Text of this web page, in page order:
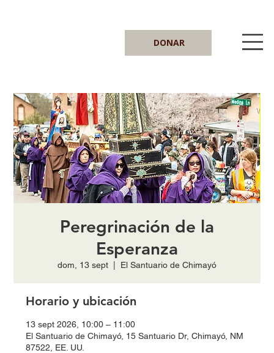
DONAR
Peregrinación de la
Esperanza
dom, 13 sept El Santuario de Chimayó
Horario y ubicación
13 sept 2026, 10:00 – 11:00
El Santuario de Chimayó, 15 Santuario Dr, Chimayó, NM
87522, EE. UU.